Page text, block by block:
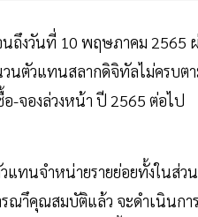
ถึงวันที่ 10 พฤษภาคม 2565
วนตัวแทนสลากดิจิทัลไม่ครบ
-จองล่วงหน้า ปี 2565 ต่อไป
ทนจำหน่ายรายย่อยทั้งในส่
รณาึคุณสมบัติแล้ว จะดำเนิน